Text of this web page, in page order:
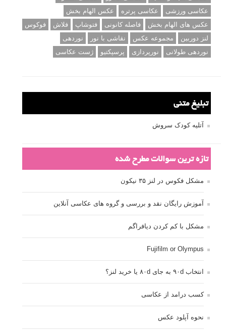
عکاسی ورزشی
عکاسی پرتره
عکس الهام بخش
عکس های الهام بخش
فاصله کانونی فتوشاپ فلاش
فوکوس
لنز دوربین
مجموعه عکس نقاشی با نور
نوردهی
نوردهی طولانی
نورپردازی پرسپکتیو ژست عکاسی
تبلیغ متنی
آتلیه کودک سروش
تازه ترین سوالات مطرح شده
مشکل فکوس در لنز ۳۵ نیکون
آموزش رایگان نقد و بررسی و گروه های عکاسی آنلاین
مشکل با کم کردن دیافراگم
Fujifilm or Olympus
انتخاب ۹۰d به جای ۸۰d یا خرید لنز؟
کسب درامد از عکاسی
نحوه آپلود عکس